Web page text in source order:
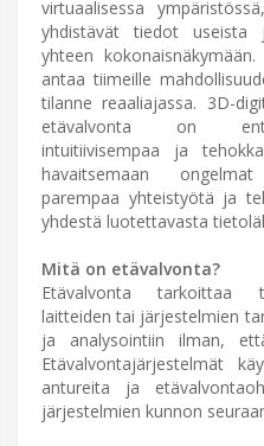
virtuaalisessa
yhdistävät tiedot useista
yhteen
antaa tiimeille
tilanne reaaliajassa. 3D-
etävalvonta on
intuitiivisempaa ja
havaitsemaan
parempaa yhteistyötä ja
yhdestä luotettavasta
Mitä on etävalvonta?
Etävalvonta tarkoittaa
laitteiden tai järjestelmien
ja analysointiin ilman,
Etävalvontajärjestelmät
antureita ja
järjestelmien kunnon